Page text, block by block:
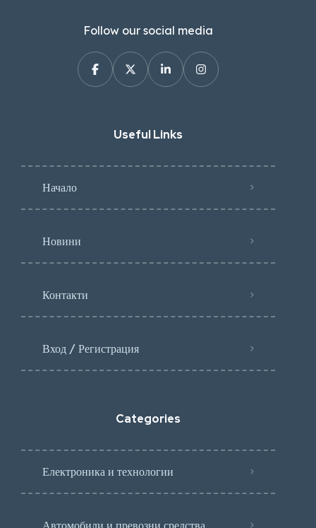
Follow our social media
Useful Links
Начало
Новини
Контакти
Вход / Регистрация
Categories
Електроника и технологии
Автомобили и превозни средства